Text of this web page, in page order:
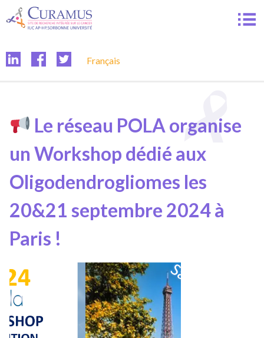
Passer
au
Français
Le réseau POLA organise
un Workshop dédié aux
Oligodendrogliomes les
20&21 septembre 2024 à
Paris !